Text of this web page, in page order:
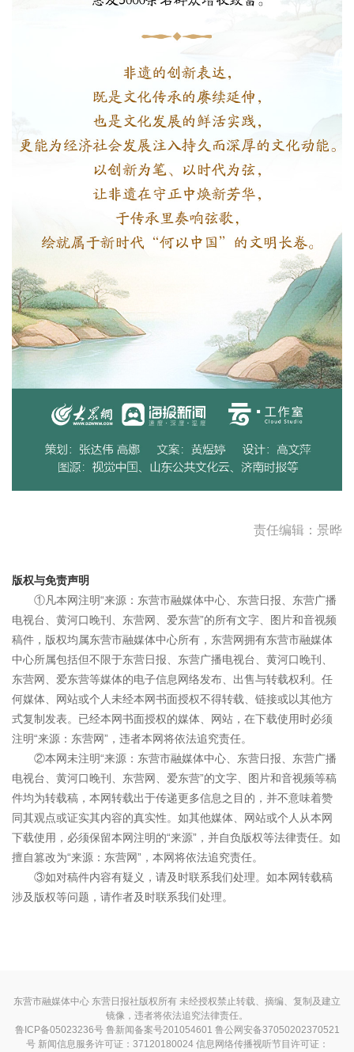
责任编辑：景晔
版权与免责声明
①凡本网注明“来源：东营市融媒体中心、东营日报、东营广播
电视台、黄河口晚刊、东营网、爱东营”的所有文字、图片和音视频
稿件，版权均属东营市融媒体中心所有，东营网拥有东营市融媒体
中心所属包括但不限于东营日报、东营广播电视台、黄河口晚刊、
东营网、爱东营等媒体的电子信息网络发布、出售与转载权利。任
何媒体、网站或个人未经本网书面授权不得转载、链接或以其他方
式复制发表。已经本网书面授权的媒体、网站，在下载使用时必须
注明“来源：东营网”，违者本网将依法追究责任。
②本网未注明“来源：东营市融媒体中心、东营日报、东营广播
电视台、黄河口晚刊、东营网、爱东营”的文字、图片和音视频等稿
件均为转载稿，本网转载出于传递更多信息之目的，并不意味着赞
同其观点或证实其内容的真实性。如其他媒体、网站或个人从本网
下载使用，必须保留本网注明的“来源”，并自负版权等法律责任。如
擅自篡改为“来源：东营网”，本网将依法追究责任。
③如对稿件内容有疑义，请及时联系我们处理。如本网转载稿
涉及版权等问题，请作者及时联系我们处理。
东营市融媒体中心 东营日报社版权所有 未经授权禁止转载、摘编、复制及建立
镜像，违者将依法追究法律责任。
鲁ICP备05023236号鲁新闻备案号201054601 鲁公网安备37050202370521
号 新闻信息服务许可证：37120180024信息网络传播视听节目许可证：